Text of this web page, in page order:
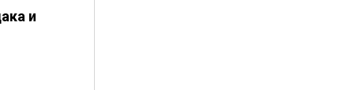
и